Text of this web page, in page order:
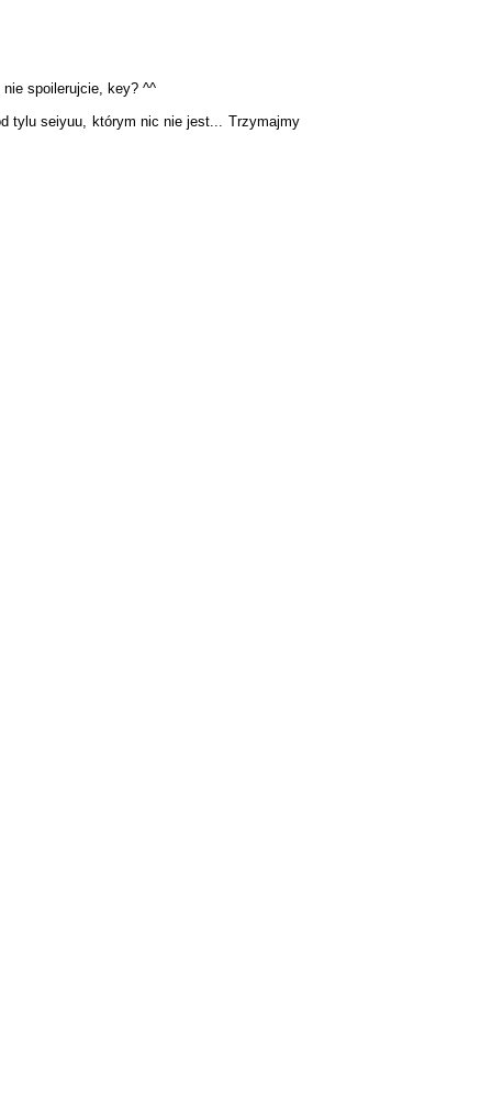
spoilerujcie, key? ^^
tylu seiyuu, którym nic nie jest... Trzymajmy